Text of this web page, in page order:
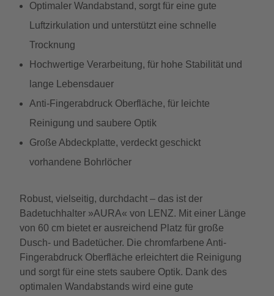
Optimaler Wandabstand, sorgt für eine gute
Luftzirkulation und unterstützt eine schnelle
Trocknung
Hochwertige Verarbeitung, für hohe Stabilität und
lange Lebensdauer
Anti-Fingerabdruck Oberfläche, für leichte
Reinigung und saubere Optik
Große Abdeckplatte, verdeckt geschickt
vorhandene Bohrlöcher
Robust, vielseitig, durchdacht – das ist der
Badetuchhalter »AURA« von LENZ. Mit einer Länge
von 60 cm bietet er ausreichend Platz für große
Dusch- und Badetücher. Die chromfarbene Anti-
Fingerabdruck Oberfläche erleichtert die Reinigung
und sorgt für eine stets saubere Optik. Dank des
optimalen Wandabstands wird eine gute